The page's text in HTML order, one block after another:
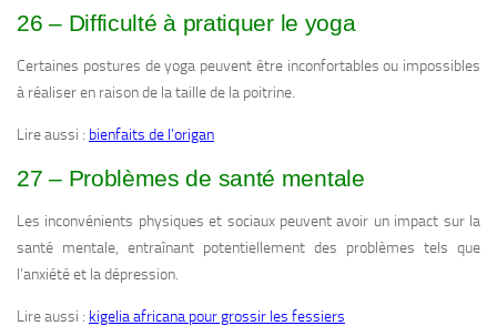
26 – Difficulté à pratiquer le yoga
Certaines postures de yoga peuvent être inconfortables ou impossibles
à réaliser en raison de la taille de la poitrine.
Lire aussi : bienfaits de l’origan
27 – Problèmes de santé mentale
Les inconvénients physiques et sociaux peuvent avoir un impact sur la
santé mentale, entraînant potentiellement des problèmes tels que
l’anxiété et la dépression.
Lire aussi : kigelia africana pour grossir les fessiers